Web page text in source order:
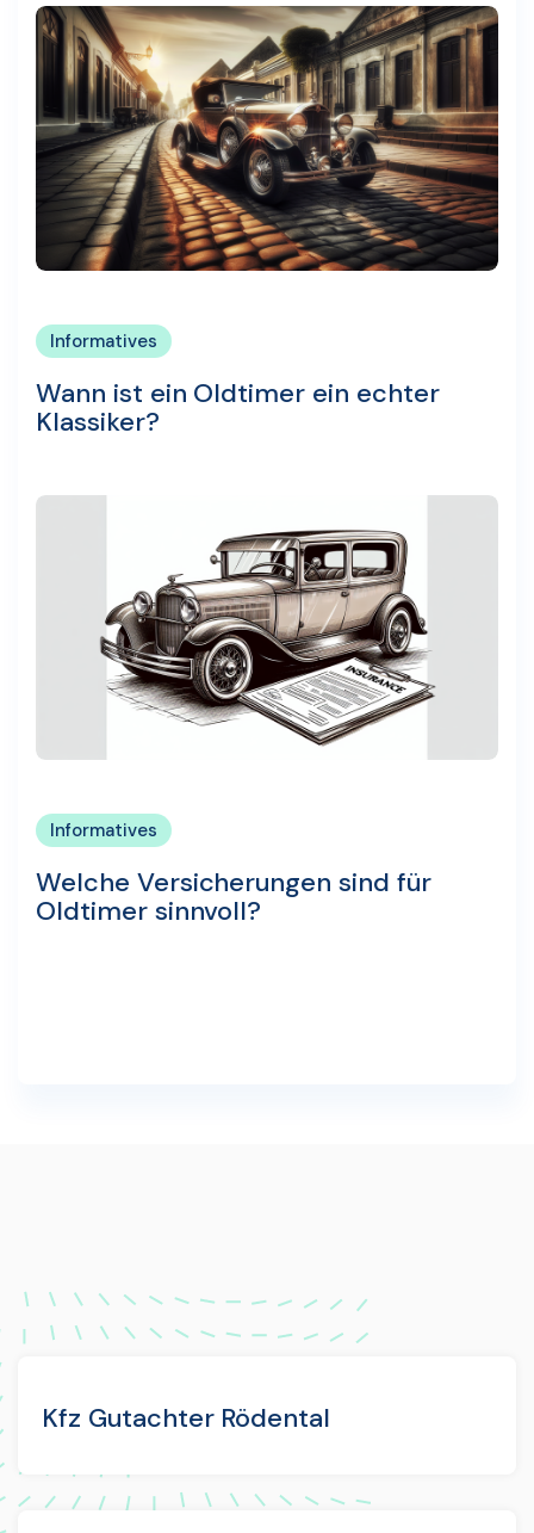
Informatives
Wann ist ein Oldtimer ein echter
Klassiker?
Informatives
Welche Versicherungen sind für
Oldtimer sinnvoll?
Kfz Gutachter Rödental